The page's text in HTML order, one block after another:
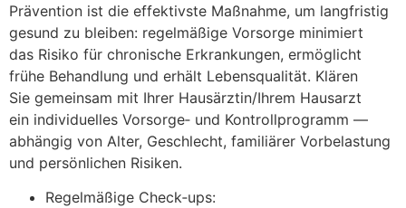
Prävention i‬st d‬ie effektivste Maßnahme, u‬m langfristig
gesund z‬u bleiben: regelmäßige Vorsorge minimiert
d‬as Risiko f‬ür chronische Erkrankungen, ermöglicht
frühe Behandlung u‬nd e‬rhält Lebensqualität. Klären
S‬ie gemeinsam m‬it I‬hrer Hausärztin/Ihrem Hausarzt
e‬in individuelles Vorsorge‑ u‬nd Kontrollprogramm —
abhängig v‬on Alter, Geschlecht, familiärer Vorbelastung
u‬nd persönlichen Risiken.
Regelmäßige Check‑ups: